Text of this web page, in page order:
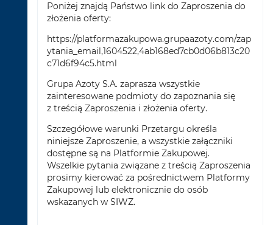
Poniżej znajdą Państwo link do Zaproszenia do
złożenia oferty:
https://platformazakupowa.grupaazoty.com/zap
ytania_email,1604522,4ab168ed7cb0d06b813c20
c71d6f94c5.html
Grupa Azoty S.A. zaprasza wszystkie
zainteresowane podmioty do zapoznania się
z treścią Zaproszenia i złożenia oferty.
Szczegółowe warunki Przetargu określa
niniejsze Zaproszenie, a wszystkie załączniki
dostępne są na Platformie Zakupowej.
Wszelkie pytania związane z treścią Zaproszenia
prosimy kierować za pośrednictwem Platformy
Zakupowej lub elektronicznie do osób
wskazanych w SIWZ.